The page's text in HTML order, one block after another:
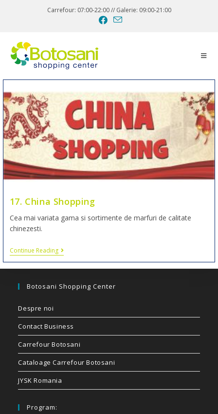
Carrefour: 07:00-22:00 // Galerie: 09:00-21:00
17. China Shopping
Cea mai variata gama si sortimente de marfuri de calitate
chinezesti.
Continue Reading
Botosani Shopping Center
Despre noi
Contact Business
Carrefour Botosani
Cataloage Carrefour Botosani
JYSK Romania
Program: